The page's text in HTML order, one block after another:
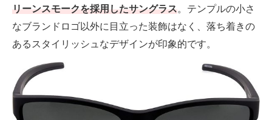
リーンスモークを採用したサングラス。テンプルの小さ
なブランドロゴ以外に目立った装飾はなく、落ち着きの
あるスタイリッシュなデザインが印象的です。